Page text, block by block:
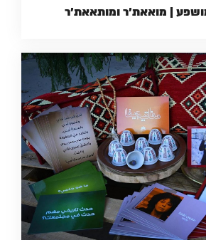
| מואאת'ר ומותאאת'ר